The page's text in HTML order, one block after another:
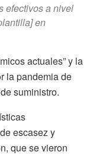
efectivos a nivel
en
actuales” y la
la pandemia de
suministro.
escasez y
que se vieron